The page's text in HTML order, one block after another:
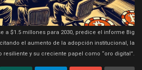
a $1.5 millones para 2030, predice el informe Big
citando el aumento de la adopción institucional, la
y su creciente papel como “oro digital”.